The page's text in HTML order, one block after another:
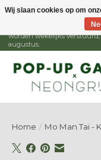
1 - 15 augustus is de winkel
worden wekelijks
augustus.
Home / Mo Man Tai -
Wij slaan cookies op om